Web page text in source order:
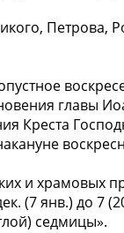
Петрова,
главы
Креста
и храмовых
(7 янв.) до 7
седмицы».